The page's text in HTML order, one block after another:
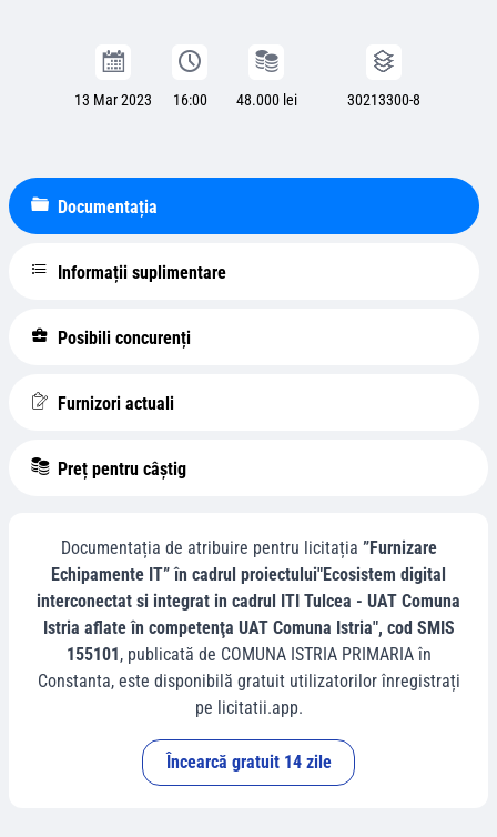
13 Mar 2023 16:00 48.000 lei 30213300-8
Documentația
Informații suplimentare
Posibili concurenți
Furnizori actuali
Preț pentru câștig
Documentația de atribuire pentru licitația ”Furnizare
Echipamente IT” în cadrul proiectului"Ecosistem digital
interconectat si integrat in cadrul ITI Tulcea - UAT Comuna
Istria aflate în competenţa UAT Comuna Istria", cod SMIS
155101, publicată de COMUNA ISTRIA PRIMARIAîn
Constanta, este disponibilă gratuit utilizatorilor înregistrați
pe licitatii.app.
Încearcă gratuit 14 zile